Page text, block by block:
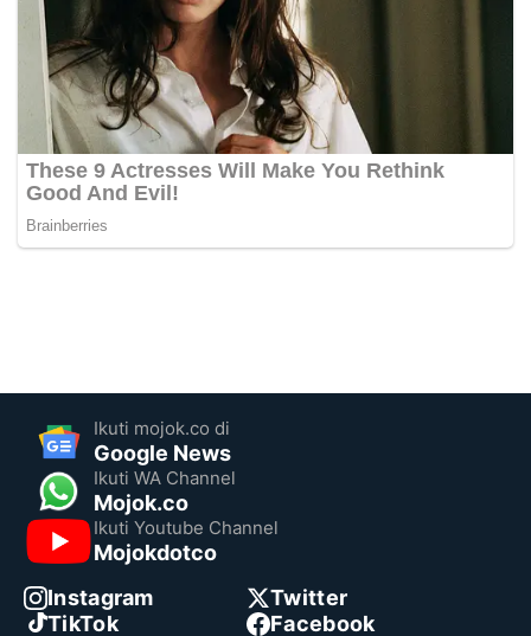
Ikuti mojok.co di
Google News
Ikuti WA Channel
Mojok.co
Ikuti Youtube Channel
Mojokdotco
Instagram
Twitter
TikTok
Facebook